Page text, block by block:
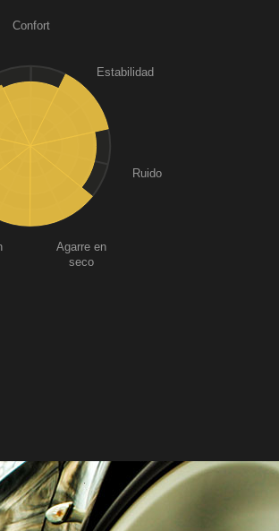
Confort
Estabilidad
Ruido
Agarre en
seco